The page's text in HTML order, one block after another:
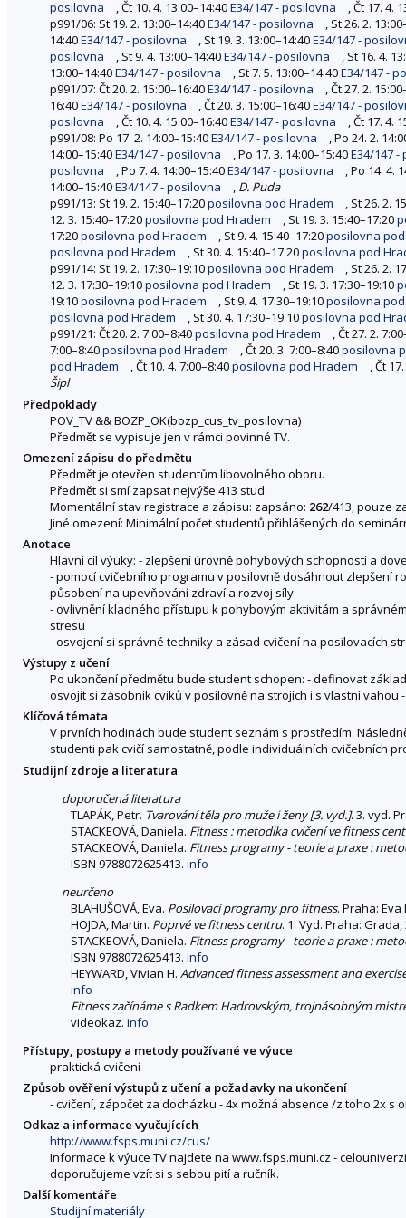
posilovna , Čt 10. 4. 13:00–14:40E34/147 - posilovna
, Čt 17. 4.
p991/06: St 19. 2. 13:00–14:40E34/147 - posilovna
, St 26. 2.
14:40E34/147 - posilovna , St 19. 3. 13:00–14:40E34/147 -
posilovna
, St 9. 4. 13:00–14:40E34/147 - posilovna
, St 16. 4.
13:00–14:40E34/147 - posilovna , St 7. 5. 13:00–14:40E34/147 -
p991/07: Čt 20. 2. 15:00–16:40E34/147 - posilovna
, Čt 27. 2.
16:40E34/147 - posilovna , Čt 20. 3. 15:00–16:40E34/147 -
posilovna
, Čt 10. 4. 15:00–16:40E34/147 - posilovna
, Čt 17. 4.
p991/08: Po 17. 2. 14:00–15:40E34/147 - posilovna
, Po 24. 2.
14:00–15:40E34/147 - posilovna , Po 17. 3. 14:00–15:40E34/147
posilovna
, Po 7. 4. 14:00–15:40E34/147 - posilovna
, Po 14. 4.
14:00–15:40E34/147 - posilovna , D. Puda
p991/13: St 19. 2. 15:40–17:20posilovna pod Hradem
, St 26. 2.
12. 3. 15:40–17:20posilovna pod Hradem , St 19. 3. 15:40–17:20
17:20posilovna pod Hradem , St 9. 4. 15:40–17:20posilovna
posilovna pod Hradem
, St 30. 4. 15:40–17:20posilovna pod
p991/14: St 19. 2. 17:30–19:10posilovna pod Hradem
, St 26. 2.
12. 3. 17:30–19:10posilovna pod Hradem , St 19. 3. 17:30–19:10
19:10posilovna pod Hradem , St 9. 4. 17:30–19:10posilovna
posilovna pod Hradem
, St 30. 4. 17:30–19:10posilovna pod
p991/21: Čt 20. 2. 7:00–8:40posilovna pod Hradem
, Čt 27. 2.
7:00–8:40posilovna pod Hradem , Čt 20. 3. 7:00–8:40posilovna
pod Hradem
, Čt 10. 4. 7:00–8:40posilovna pod Hradem
, Čt
Šipl
Předpoklady
POV_TV&&BOZP_OK(bozp_cus_tv_posilovna)
Předmět se vypisuje jen v rámci povinné TV.
Omezení zápisu do předmětu
Předmět je otevřen studentům libovolného oboru.
Předmět si smí zapsat nejvýše 413 stud.
Momentální stav registrace a zápisu: zapsáno: 262/413, pouze
Jiné omezení: Minimální počet studentů přihlášených do
Anotace
Hlavní cíl výuky: - zlepšení úrovně pohybových schopností a
- pomocí cvičebního programu v posilovně dosáhnout zlepšení
působení na upevňování zdraví a rozvoj síly
- ovlivnění kladného přístupu k pohybovým aktivitám a
stresu
- osvojení si správné techniky a zásad cvičení na posilovacích
Výstupy z učení
Po ukončení předmětu bude student schopen: - definovat
osvojit si zásobník cviků v posilovně na strojích i s vlastní
Klíčová témata
V prvních hodinách bude student seznám s prostředím.
studenti pak cvičí samostatně, podle individuálních cvičebních
Studijní zdroje a literatura
doporučená literatura
TLAPÁK, Petr. Tvarování těla pro muže i ženy [3. vyd.]. 3. vyd.
STACKEOVÁ, Daniela. Fitness : metodika cvičení ve fitness
STACKEOVÁ, Daniela. Fitness programy - teorie a praxe :
ISBN 9788072625413. info
neurčeno
BLAHUŠOVÁ, Eva. Posilovací programy pro fitness. Praha:
HOJDA, Martin. Poprvé ve fitness centru. 1. Vyd. Praha: Grada,
STACKEOVÁ, Daniela. Fitness programy - teorie a praxe :
ISBN 9788072625413. info
HEYWARD, Vivian H. Advanced fitness assessment and
info
Fitness začínáme s Radkem Hadrovským, trojnásobným
videokaz. info
Přístupy, postupy a metody používané ve výuce
praktická cvičení
Způsob ověření výstupů z učení a požadavky na ukončení
- cvičení, zápočet za docházku - 4x možná absence /z toho 2x
Odkaz a informace vyučujících
http://www.fsps.muni.cz/cus/
Informace k výuce TV najdete na www.fsps.muni.cz -
doporučujeme vzít si s sebou pití a ručník.
Další komentáře
Studijní materiály